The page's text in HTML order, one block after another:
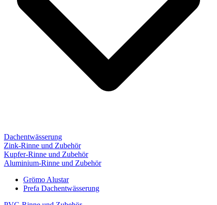
Dachentwässerung
Zink-Rinne und Zubehör
Kupfer-Rinne und Zubehör
Aluminium-Rinne und Zubehör
Grömo Alustar
Prefa Dachentwässerung